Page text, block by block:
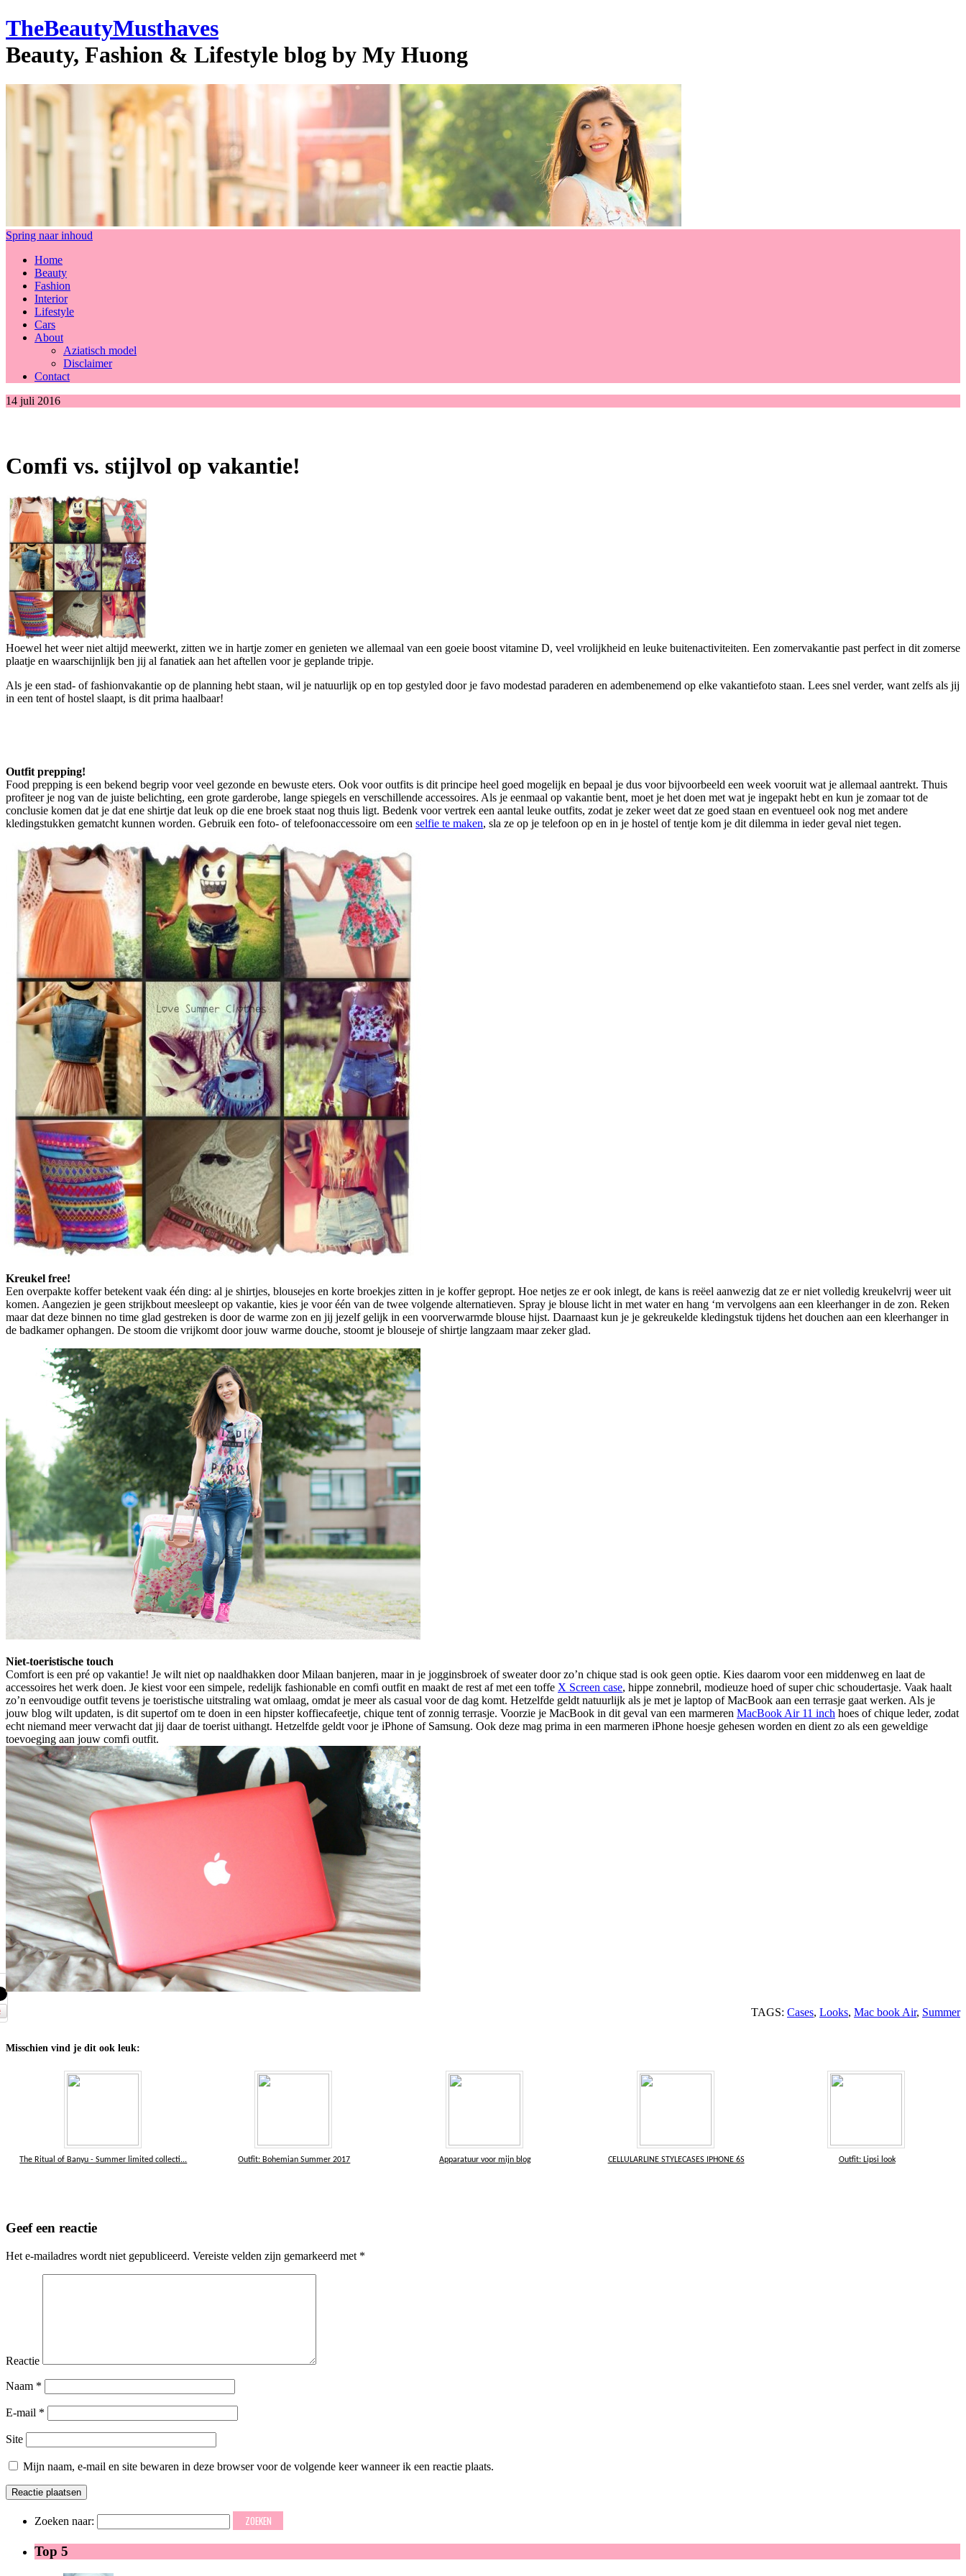
TheBeautyMusthaves
Beauty, Fashion & Lifestyle blog by My Huong
Spring naar inhoud
Home
Beauty
Fashion
Interior
Lifestyle
Cars
About
Aziatisch model
Disclaimer
Contact
14 juli 2016
Comfi vs. stijlvol op vakantie!
Hoewel het weer niet altijd meewerkt, zitten we in hartje zomer en genieten we allemaal van een goeie boost vitamine D, veel vrolijkheid en leuke buitenactiviteiten. Een zomervakantie past perfect in dit zomerse
plaatje en waarschijnlijk ben jij al fanatiek aan het aftellen voor je geplande tripje.
Als je een stad- of fashionvakantie op de planning hebt staan, wil je natuurlijk op en top gestyled door je favo modestad paraderen en adembenemend op elke vakantiefoto staan. Lees snel verder, want zelfs als jij
in een tent of hostel slaapt, is dit prima haalbaar!
Outfit prepping!
Food prepping is een bekend begrip voor veel gezonde en bewuste eters. Ook voor outfits is dit principe heel goed mogelijk en bepaal je dus voor bijvoorbeeld een week vooruit wat je allemaal aantrekt. Thuis
profiteer je nog van de juiste belichting, een grote garderobe, lange spiegels en verschillende accessoires. Als je eenmaal op vakantie bent, moet je het doen met wat je ingepakt hebt en kun je zomaar tot de
conclusie komen dat je dat ene shirtje dat leuk op die ene broek staat nog thuis ligt. Bedenk voor vertrek een aantal leuke outfits, zodat je zeker weet dat ze goed staan en eventueel ook nog met andere
kledingstukken gematcht kunnen worden. Gebruik een foto- of telefoonaccessoire om een selfie te maken, sla ze op je telefoon op en in je hostel of tentje kom je dit dilemma in ieder geval niet tegen.
Kreukel free!
Een overpakte koffer betekent vaak één ding: al je shirtjes, blousejes en korte broekjes zitten in je koffer gepropt. Hoe netjes ze er ook inlegt, de kans is reëel aanwezig dat ze er niet volledig kreukelvrij weer uit
komen. Aangezien je geen strijkbout meesleept op vakantie, kies je voor één van de twee volgende alternatieven. Spray je blouse licht in met water en hang ‘m vervolgens aan een kleerhanger in de zon. Reken
maar dat deze binnen no time glad gestreken is door de warme zon en jij jezelf gelijk in een voorverwarmde blouse hijst. Daarnaast kun je je gekreukelde kledingstuk tijdens het douchen aan een kleerhanger in
de badkamer ophangen. De stoom die vrijkomt door jouw warme douche, stoomt je blouseje of shirtje langzaam maar zeker glad.
Niet-toeristische touch
Comfort is een pré op vakantie! Je wilt niet op naaldhakken door Milaan banjeren, maar in je jogginsbroek of sweater door zo’n chique stad is ook geen optie. Kies daarom voor een middenweg en laat de
accessoires het werk doen. Je kiest voor een simpele, redelijk fashionable en comfi outfit en maakt de rest af met een toffe X Screen case, hippe zonnebril, modieuze hoed of super chic schoudertasje. Vaak haalt
zo’n eenvoudige outfit tevens je toeristische uitstraling wat omlaag, omdat je meer als casual voor de dag komt. Hetzelfde geldt natuurlijk als je met je laptop of MacBook aan een terrasje gaat werken. Als je
jouw blog wilt updaten, is dit supertof om te doen in een hipster koffiecafeetje, chique tent of zonnig terrasje. Voorzie je MacBook in dit geval van een marmeren MacBook Air 11 inch hoes of chique leder, zodat
echt niemand meer verwacht dat jij daar de toerist uithangt. Hetzelfde geldt voor je iPhone of Samsung. Ook deze mag prima in een marmeren iPhone hoesje gehesen worden en dient zo als een geweldige
toevoeging aan jouw comfi outfit.
TAGS: Cases, Looks, Mac book Air, Summer
Misschien vind je dit ook leuk:
The Ritual of Banyu - Summer limited collecti... Outfit: Bohemian Summer 2017 Apparatuur voor mijn blog CELLULARLINE STYLECASES IPHONE 6S Outfit: Lipsi look
Geef een reactie
Het e-mailadres wordt niet gepubliceerd. Vereiste velden zijn gemarkeerd met *
Reactie
Naam *
E-mail *
Site
Mijn naam, e-mail en site bewaren in deze browser voor de volgende keer wanneer ik een reactie plaats.
Zoeken naar:
Top 5